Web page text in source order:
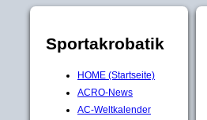
Sportakrobatik
HOME (Startseite)
ACRO-News
AC-Weltkalender